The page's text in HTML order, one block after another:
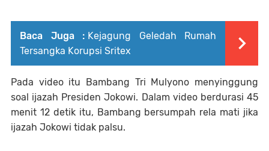
Baca Juga : Kejagung Geledah Rumah
Tersangka Korupsi Sritex
Pada video itu Bambang Tri Mulyono menyinggung
soal ijazah Presiden Jokowi. Dalam video berdurasi 45
menit 12 detik itu, Bambang bersumpah rela mati jika
ijazah Jokowi tidak palsu.